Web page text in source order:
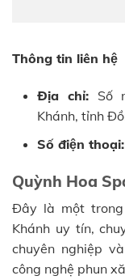
Thông tin liên hệ
Địa chỉ: Số
Khánh, tỉnh
Số điện thoại:
Quỳnh Hoa
Đây là một
Khánh uy tín,
chuyên nghiệp
công nghệ phun